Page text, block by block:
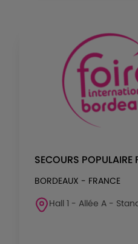
SECOURS POPULAIRE
BORDEAUX - FRANCE
Hall 1 - Allée A -